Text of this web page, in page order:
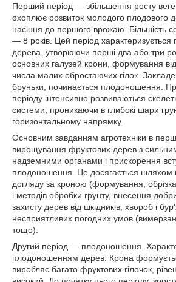
Перший період ― збільшення росту
охоплює розвиток молодого плодового
насіння до першого врожаю. Більшість
― 8 років. Цей період
дерева, утворюючи перші два або три
основних галузей крони, формування
числа малих обростаючих гілок.
бруньки, починається плодоношення.
періоду інтенсивно розвиваються
системи, проникаючи в глибокі шари
горизонтальному напрямку.
Основним завданням агротехніки в
вирощування фруктових дерев з
надземними органами і прискорення
плодоношення. Це досягається шляхом
догляду за кроною (формування,
і методів обробки грунту, внесення
захисту дерев від шкідників, хвороб і
несприятливих погодних умов
тощо).
Другий період ― плодоношення.
плодоношенням дерев. Крона
виробляє багато фруктових гілочок,